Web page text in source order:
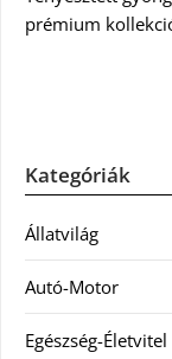
prémium
Kategóriák
Állatvilág
Autó-Motor
Egészség-Életvitel